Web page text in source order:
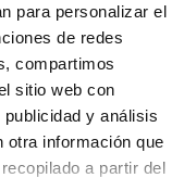
para personalizar el
de redes
compartimos
sitio web con
y análisis
otra información que
a partir del